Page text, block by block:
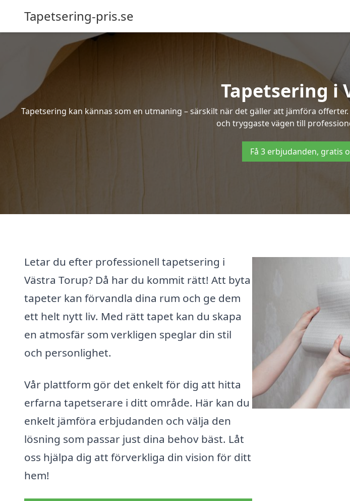
Tapetsering-pris.se
Tapetsering i
Tapetsering kan kännas som en utmaning – särskilt när det gäller att jämföra
och tryggaste vägen till
Få 3 erbjudanden, gratis
Letar du efter professionell tapetsering i
Västra Torup? Då har du kommit rätt! Att byta
tapeter kan förvandla dina rum och ge dem
ett helt nytt liv. Med rätt tapet kan du skapa
en atmosfär som verkligen speglar din stil
och personlighet.
Vår plattform gör det enkelt för dig att hitta
erfarna tapetserare i ditt område. Här kan du
enkelt jämföra erbjudanden och välja den
lösning som passar just dina behov bäst. Låt
oss hjälpa dig att förverkliga din vision för ditt
hem!